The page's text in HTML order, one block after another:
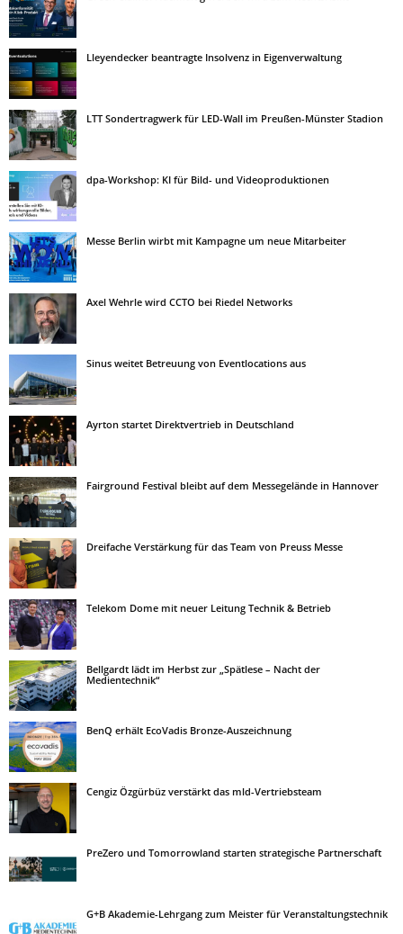
Lleyendecker beantragte Insolvenz in Eigenverwaltung
LTT Sondertragwerk für LED-Wall im Preußen-Münster Stadion
dpa-Workshop: KI für Bild- und Videoproduktionen
Messe Berlin wirbt mit Kampagne um neue Mitarbeiter
Axel Wehrle wird CCTO bei Riedel Networks
Sinus weitet Betreuung von Eventlocations aus
Ayrton startet Direktvertrieb in Deutschland
Fairground Festival bleibt auf dem Messegelände in Hannover
Dreifache Verstärkung für das Team von Preuss Messe
Telekom Dome mit neuer Leitung Technik & Betrieb
Bellgardt lädt im Herbst zur „Spätlese – Nacht der
Medientechnik“
BenQ erhält EcoVadis Bronze-Auszeichnung
Cengiz Özgürbüz verstärkt das mld-Vertriebsteam
PreZero und Tomorrowland starten strategische Partnerschaft
G+B Akademie-Lehrgang zum Meister für Veranstaltungstechnik